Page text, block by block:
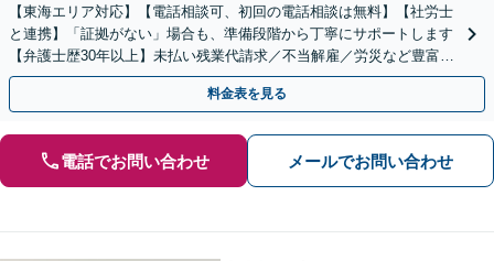
【東海エリア対応】【電話相談可、初回の電話相談は無料】【社労士
と連携】「証拠がない」場合も、準備段階から丁寧にサポートします
【弁護士歴30年以上】未払い残業代請求／不当解雇／労災など豊富な
実績あり！労使双方の対応可能です【夜間休日対応】
料金表を見る
電話でお問い合わせ メールでお問い合わせ